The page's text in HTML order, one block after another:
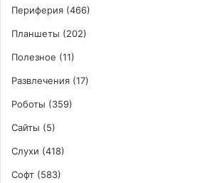
Периферия (466)
Планшеты (202)
Полезное (11)
Развлечения (17)
Роботы (359)
Сайты (5)
Слухи (418)
Софт (583)